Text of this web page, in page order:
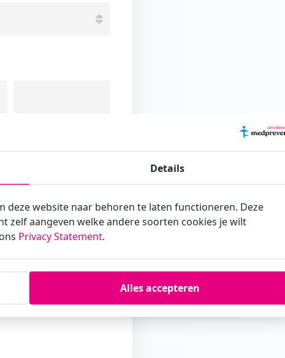
correspondeert
Details
deze website naar behoren te laten functioneren. Deze
zelf aangeven welke andere soorten cookies je wilt
Privacy Statement.
Alles accepteren